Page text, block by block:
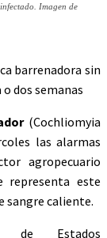
Imagen de
barrenadora sin
dos semanas
(Cochliomyia
las alarmas
agropecuario
representa este
sangre caliente.
de Estados